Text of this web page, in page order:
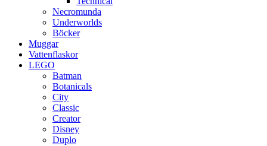
Necromunda
Underworlds
Böcker
Muggar
Vattenflaskor
LEGO
Batman
Botanicals
City
Classic
Creator
Disney
Duplo